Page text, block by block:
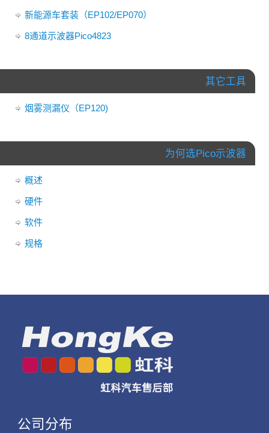
新能源车套装（EP102/EP070）
8通道示波器Pico4823
其它工具
烟雾测漏仪（EP120)
为何选Pico示波器
概述
硬件
软件
规格
公司分布